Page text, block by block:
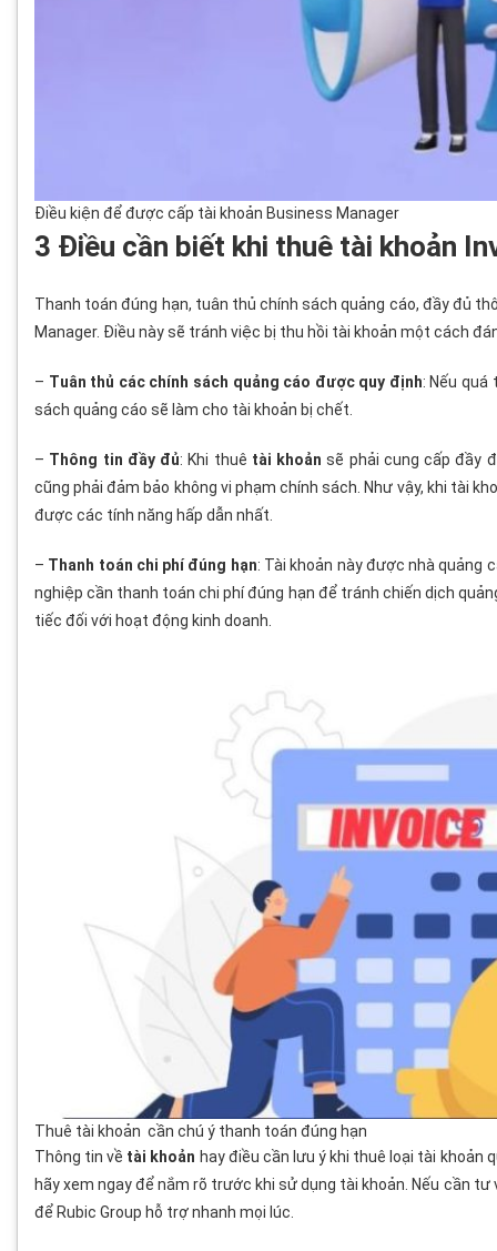
Điều kiện để được cấp tài khoản Business Manager
3 Điều cần biết khi thuê tài khoản
Thanh toán đúng hạn, tuân thủ chính sách quảng cáo, đầy đủ
Manager. Điều này sẽ tránh việc bị thu hồi tài khoản một cách
– Tuân thủ các chính sách quảng cáo được quy định: Nếu
sách quảng cáo sẽ làm cho tài khoản bị chết.
– Thông tin đầy đủ: Khi thuê tài khoản sẽ phải cung cấp đầy
cũng phải đảm bảo không vi phạm chính sách. Như vậy, khi tài
được các tính năng hấp dẫn nhất.
– Thanh toán chi phí đúng hạn: Tài khoản này được nhà quảng
nghiệp cần thanh toán chi phí đúng hạn để tránh chiến dịch
tiếc đối với hoạt động kinh doanh.
Thuê tài khoản cần chú ý thanh toán đúng hạn
Thông tin về tài khoản hay điều cần lưu ý khi thuê loại tài khoản
hãy xem ngay để nắm rõ trước khi sử dụng tài khoản. Nếu cần
để Rubic Group hỗ trợ nhanh mọi lúc.